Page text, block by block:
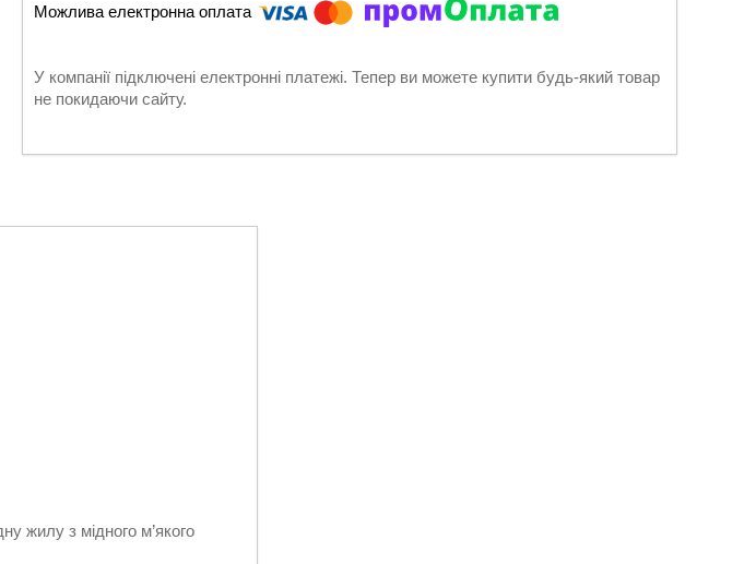
У компанії підключені електронні платежі. Тепер ви можете купити будь-який товар
не покидаючи сайту.
жилу з мідного м’якого